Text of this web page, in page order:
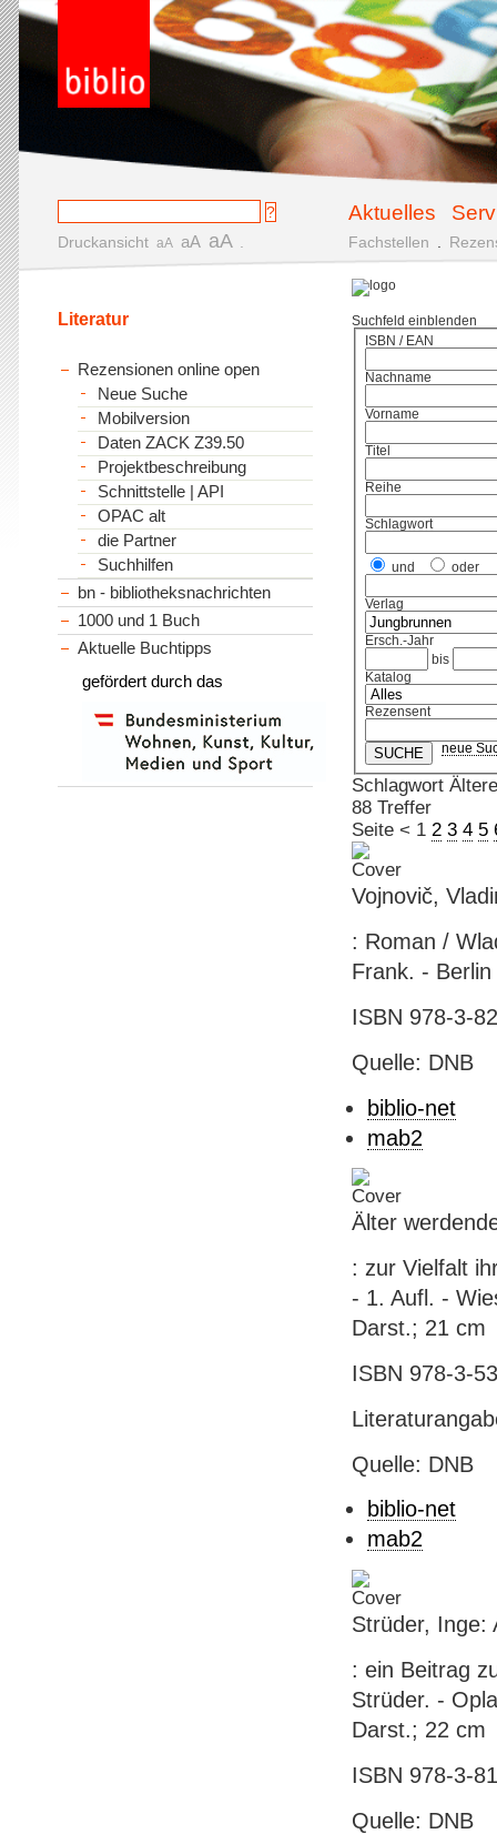
Aktuelles
Druckansicht aA aA aA Fachstellen
Suchfeld einblenden
ISBN / EAN
Nachname
Vorname
Titel
Reihe
Schlagwort
und oder
Verlag
Ersch.-Jahr
bis
Katalog
Rezensent
neue
Schlagwort
88 Treffer
Seite < 1 2 3 4 5
Vojnovič,
: Roman /
Frank. -
ISBN 978-3-
Quelle: DNB
biblio-net
mab2
Älter
: zur Vielfalt
- 1. Aufl. -
Darst.; 21 cm
ISBN 978-3-
Quelle: DNB
biblio-net
mab2
Strüder, Inge:
: ein Beitrag
Strüder. -
Darst.; 22 cm
ISBN 978-3-
Quelle: DNB
Literatur
Rezensionen online open
Neue Suche
Mobilversion
Daten ZACK Z39.50
Projektbeschreibung
Schnittstelle | API
OPAC alt
die Partner
Suchhilfen
bn - bibliotheksnachrichten
1000 und 1 Buch
Aktuelle Buchtipps
gefördert durch das